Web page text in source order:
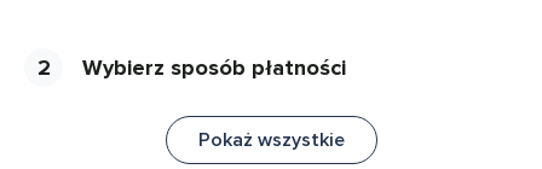
2 Wybierz sposób płatności
Pokaż wszystkie